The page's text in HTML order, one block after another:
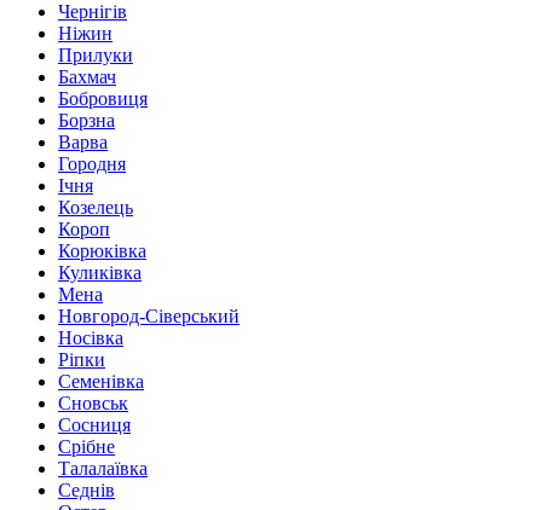
Чернігів
Ніжин
Прилуки
Бахмач
Бобровиця
Борзна
Варва
Городня
Ічня
Козелець
Короп
Корюківка
Куликівка
Мена
Новгород-Сіверський
Носівка
Ріпки
Семенівка
Сновськ
Сосниця
Срібне
Талалаївка
Седнів